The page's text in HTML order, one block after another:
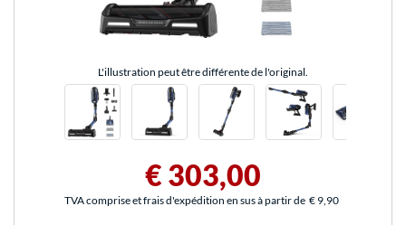
L'illustration peut être différente de l'original.
€ 303,00
TVA comprise et frais d'expédition en sus à partir de € 9,90